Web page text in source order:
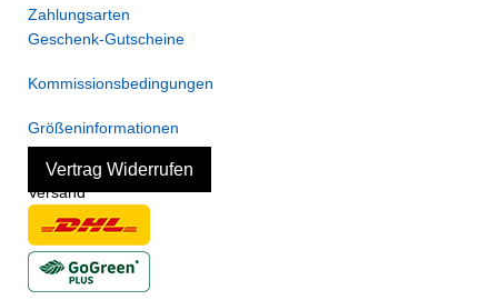
Zahlungsarten
Geschenk-Gutscheine
Kommissionsbedingungen
Größeninformationen
Vertrag Widerrufen
Versand